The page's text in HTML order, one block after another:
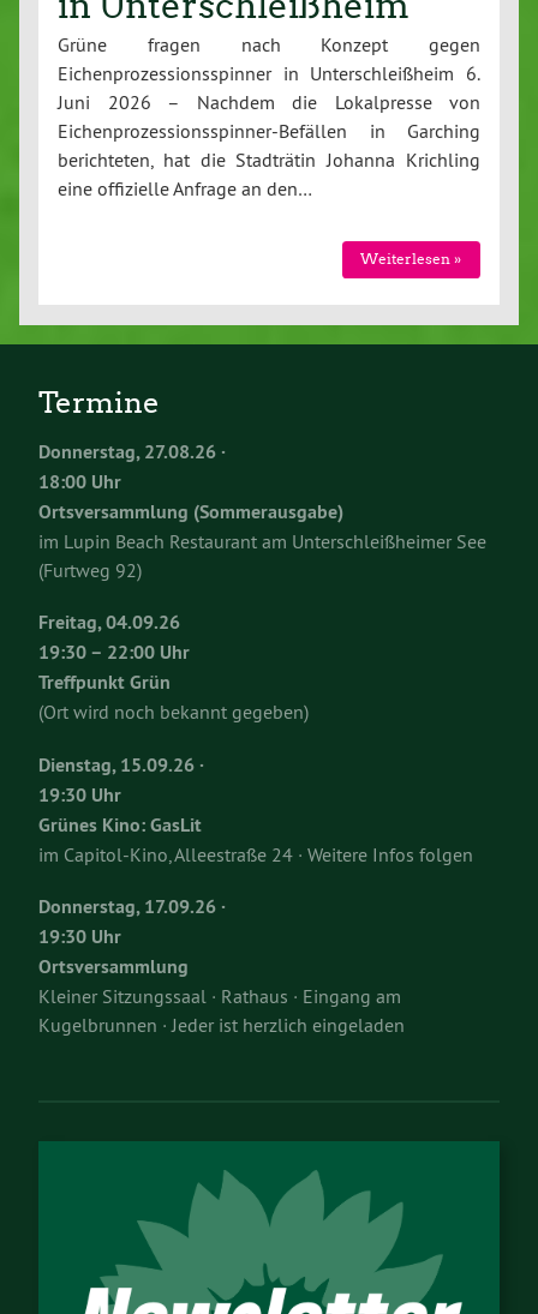
Grüne fragen nach Konzept gegen
Eichenprozessionsspinner in Unterschleißheim 6.
Juni 2026 – Nachdem die Lokalpresse von
Eichenprozessionsspinner-Befällen in Garching
berichteten, hat die Stadträtin Johanna Krichling
eine offizielle Anfrage an den…
Weiterlesen »
Termine
Donnerstag, 27.08.26 ·
18:00 Uhr
Ortsversammlung (Sommerausgabe)
im Lupin Beach Restaurant am Unterschleißheimer See
(Furtweg 92)
Freitag, 04.09.26
19:30 – 22:00 Uhr
Treffpunkt Grün
(Ort wird noch bekannt gegeben)
Dienstag, 15.09.26 ·
19:30 Uhr
Grünes Kino: GasLit
im Capitol-Kino, Alleestraße 24 · Weitere Infos folgen
Donnerstag, 17.09.26 ·
19:30 Uhr
Ortsversammlung
Kleiner Sitzungssaal · Rathaus · Eingang am
Kugelbrunnen · Jeder ist herzlich eingeladen